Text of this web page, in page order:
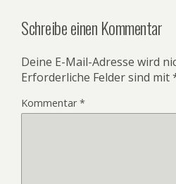
Schreibe einen Kommentar
Deine E-Mail-Adresse wird
Erforderliche Felder sind mit
Kommentar*